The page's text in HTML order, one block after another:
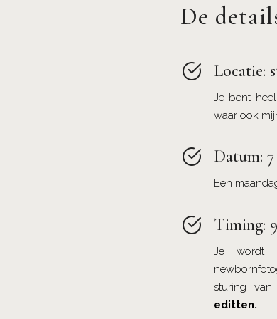
De
Locatie:
Je bent
waar ook
Datum:
Een
Timing:
Je wordt
sturing
editten.